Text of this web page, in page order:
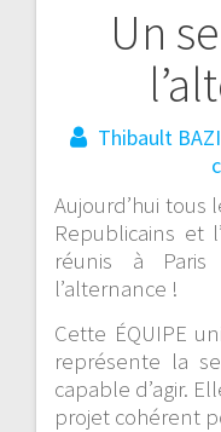
Un
Thibault
Aujourd’hui tous
Republicains et
réunis à
l’alternance !
Cette ÉQUIPE
représente la
capable d’agir.
projet cohérent